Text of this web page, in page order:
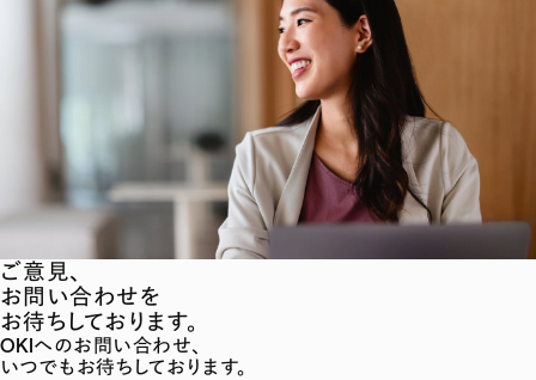
ご意見、
お問い合わせを
お待ちしております。
OKIへのお問い合わせ、
いつでもお待ちしております。